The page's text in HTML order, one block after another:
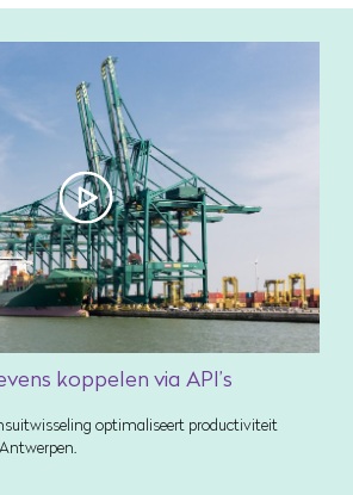
koppelen via API’s
optimaliseert productiviteit